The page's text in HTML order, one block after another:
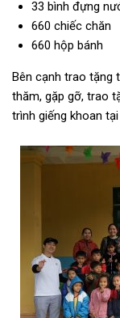
33 bình đựng
660 chiếc chăn
660 hộp bánh
Bên cạnh trao tặng
thăm, gặp gỡ, trao
trình giếng khoan